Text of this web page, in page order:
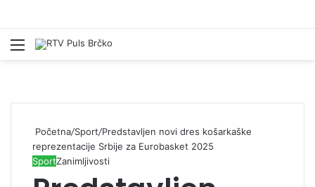
Izbornik
Početna/Sport/Predstavljen novi dres košarkaške
reprezentacije Srbije za Eurobasket 2025
SportZanimljivosti